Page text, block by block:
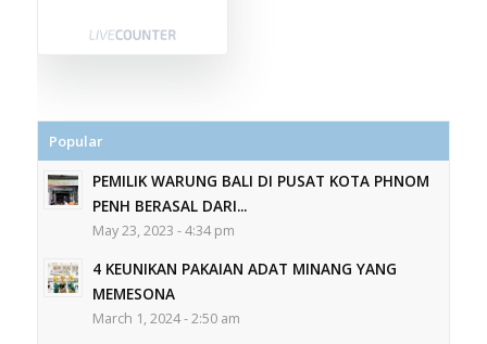
Popular
PEMILIK WARUNG BALI DI PUSAT KOTA PHNOM
PENH BERASAL DARI...
May 23, 2023 - 4:34 pm
4 KEUNIKAN PAKAIAN ADAT MINANG YANG
MEMESONA
March 1, 2024 - 2:50 am